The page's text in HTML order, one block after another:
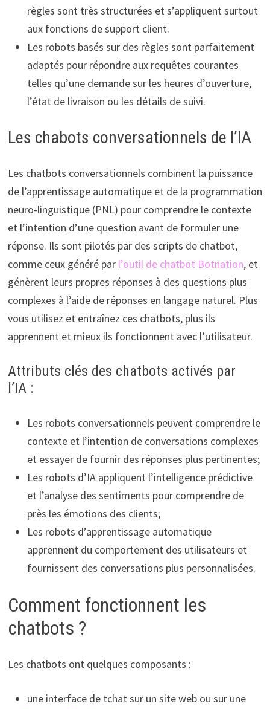
règles sont très structurées et s’appliquent surtout
aux fonctions de support client.
Les robots basés sur des règles sont parfaitement
adaptés pour répondre aux requêtes courantes
telles qu’une demande sur les heures d’ouverture,
l’état de livraison ou les détails de suivi.
Les chabots conversationnels de l’IA
Les chatbots conversationnels combinent la puissance
de l’apprentissage automatique et de la programmation
neuro-linguistique (PNL) pour comprendre le contexte
et l’intention d’une question avant de formuler une
réponse. Ils sont pilotés par des scripts de chatbot,
comme ceux généré par l’outil de chatbot Botnation, et
génèrent leurs propres réponses à des questions plus
complexes à l’aide de réponses en langage naturel. Plus
vous utilisez et entraînez ces chatbots, plus ils
apprennent et mieux ils fonctionnent avec l’utilisateur.
Attributs clés des chatbots activés par
l’IA :
Les robots conversationnels peuvent comprendre le
contexte et l’intention de conversations complexes
et essayer de fournir des réponses plus pertinentes;
Les robots d’IA appliquent l’intelligence prédictive
et l’analyse des sentiments pour comprendre de
près les émotions des clients;
Les robots d’apprentissage automatique
apprennent du comportement des utilisateurs et
fournissent des conversations plus personnalisées.
Comment fonctionnent les
chatbots ?
Les chatbots ont quelques composants :
une interface de tchat sur un site web ou sur une